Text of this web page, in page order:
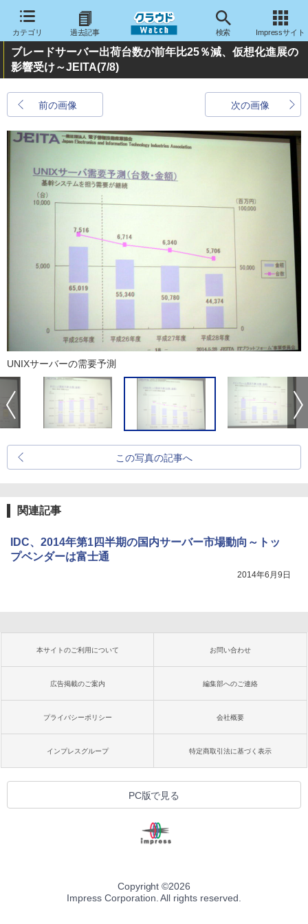
カテゴリ 過去記事 検索 Impressサイト
ブレードサーバー出荷台数が前年比25％減、仮想化進展の
影響受け～JEITA(7/8)
前の画像 次の画像
UNIXサーバーの需要予測
この写真の記事へ
関連記事
IDC、2014年第1四半期の国内サーバー市場動向～トッ
プベンダーは富士通
2014年6月9日
本サイトのご利用について お問い合わせ
広告掲載のご案内 編集部へのご連絡
プライバシーポリシー 会社概要
インプレスグループ 特定商取引法に基づく表示
PC版で見る
Copyright ©2026
Impress Corporation. All rights reserved.